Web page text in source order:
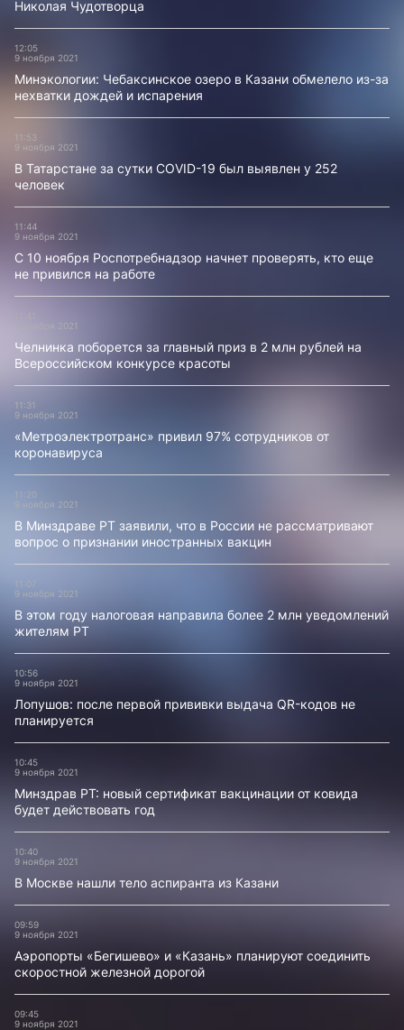
Николая Чудотворца
12:05
9 ноября 2021
Минэкологии: Чебаксинское озеро в Казани обмелело из-за
нехватки дождей и испарения
11:53
9 ноября 2021
В Татарстане за сутки COVID-19 был выявлен у 252
человек
11:44
9 ноября 2021
С 10 ноября Роспотребнадзор начнет проверять, кто еще
не привился на работе
9 ноября 2021
Челнинка поборется за главный приз в 2 млн рублей на
Всероссийском конкурсе красоты
11:31
9 ноября 2021
«Метроэлектротранс» привил 97% сотрудников от
коронавируса
11:20
9 ноября 2021
В Минздраве РТ заявили, что в России не рассматривают
вопрос о признании иностранных вакцин
11:07
9 ноября 2021
В этом году налоговая направила более 2 млн уведомлений
жителям РТ
10:56
9 ноября 2021
Лопушов: после первой прививки выдача QR-кодов не
планируется
10:45
9 ноября 2021
Минздрав РТ: новый сертификат вакцинации от ковида
будет действовать год
10:40
9 ноября 2021
В Москве нашли тело аспиранта из Казани
09:59
9 ноября 2021
Аэропорты «Бегишево» и «Казань» планируют соединить
скоростной железной дорогой
09:45
9 ноября 2021